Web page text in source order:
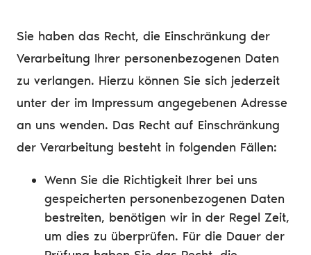
Sie haben das Recht, die Einschränkung der
Verarbeitung Ihrer personenbezogenen Daten
zu verlangen. Hierzu können Sie sich jederzeit
unter der im Impressum angegebenen Adresse
an uns wenden. Das Recht auf Einschränkung
der Verarbeitung besteht in folgenden Fällen:
Wenn Sie die Richtigkeit Ihrer bei uns
gespeicherten personenbezogenen Daten
bestreiten, benötigen wir in der Regel Zeit,
um dies zu überprüfen. Für die Dauer der